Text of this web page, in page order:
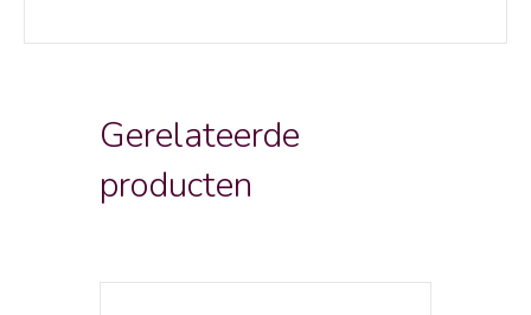
Gerelateerde
producten